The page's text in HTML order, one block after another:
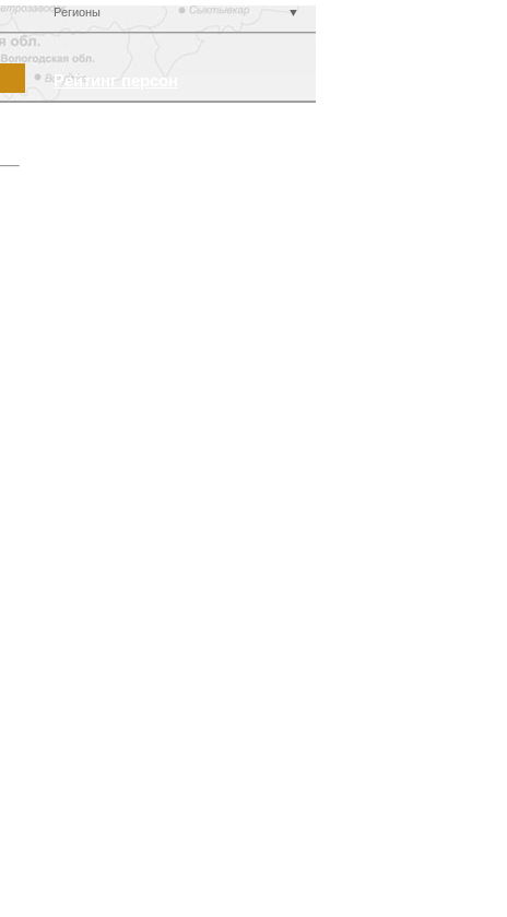
Регионы ▼
Рейтинг персон